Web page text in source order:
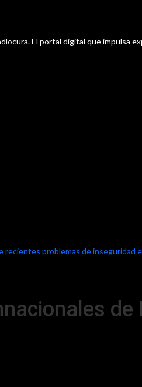
El portal digital que impulsa
recientes problemas de inseguridad